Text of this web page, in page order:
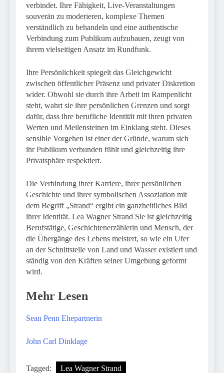
verbindet. Ihre Fähigkeit, Live-Veranstaltungen
souverän zu moderieren, komplexe Themen
verständlich zu behandeln und eine authentische
Verbindung zum Publikum aufzubauen, zeugt von
ihrem vielseitigen Ansatz im Rundfunk.
Ihre Persönlichkeit spiegelt das Gleichgewicht
zwischen öffentlicher Präsenz und privater Diskretion
wider. Obwohl sie durch ihre Arbeit im Rampenlicht
steht, wahrt sie ihre persönlichen Grenzen und sorgt
dafür, dass ihre berufliche Identität mit ihren privaten
Werten und Meilensteinen im Einklang steht. Dieses
sensible Vorgehen ist einer der Gründe, warum sich
ihr Publikum verbunden fühlt und gleichzeitig ihre
Privatsphäre respektiert.
Die Verbindung ihrer Karriere, ihrer persönlichen
Geschichte und ihrer symbolischen Assoziation mit
dem Begriff „Strand“ ergibt ein ganzheitliches Bild
ihrer Identität. Lea Wagner Strand Sie ist gleichzeitig
Berufstätige, Geschichtenerzählerin und Mensch, der
die Übergänge des Lebens meistert, so wie ein Ufer
an der Schnittstelle von Land und Wasser existiert und
ständig von den Kräften seiner Umgebung geformt
wird.
Mehr Lesen
Sean Penn Ehepartnerin
John Carl Dinklage
Tagged: Lea Wagner Strand